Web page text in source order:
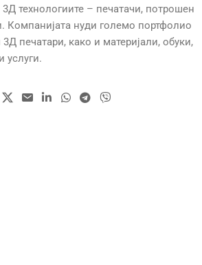
технологиите – печатачи, потрошен
Компанијата нуди големо портфолио
печатари, како и материјали, обуки,
услуги.